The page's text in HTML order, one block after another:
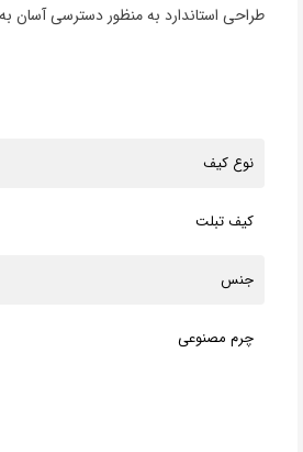
طراحی استاندارد به منظور دسترسی آسان به
نوع کیف
کیف تبلت
جنس
چرم مصنوعی